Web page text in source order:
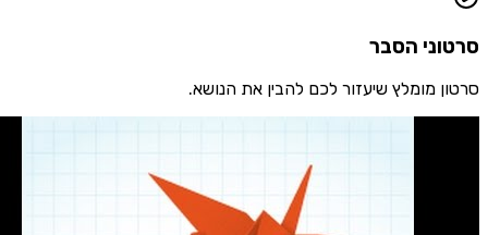
הסבר
מומלץ שיעזור לכם להבין את הנושא.